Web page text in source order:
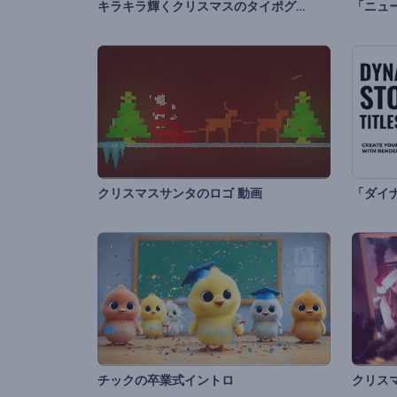
キラキラ輝くクリスマスのタイポグラフィ
クリスマスサンタのロゴ 動画
チックの卒業式イントロ